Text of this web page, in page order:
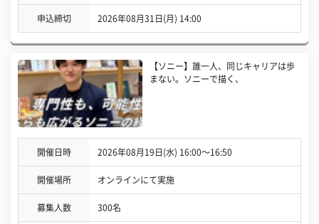
申込締切 2026年08月31日(月) 14:00
【ソニー】誰一人、同じキャリアは歩
まない。ソニーで描く、
開催日時 2026年08月19日(水) 16:00〜16:50
開催場所 オンラインにて実施
募集人数 300名